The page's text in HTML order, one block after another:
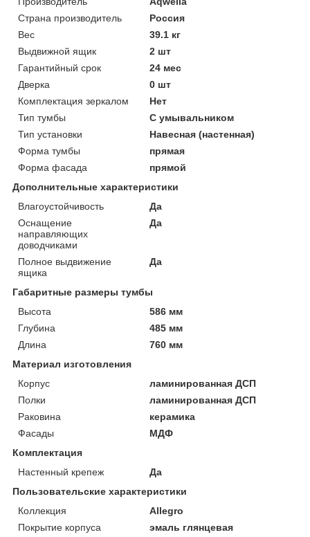
Страна производитель
Россия
Вес
39.1 кг
Выдвижной ящик
2 шт
Гарантийный срок
24 мес
Дверка
0 шт
Комплектация зеркалом
Нет
Тип тумбы
С умывальником
Тип установки
Навесная (настенная)
Форма тумбы
прямая
Форма фасада
прямой
Дополнительные характеристики
Влагоустойчивость
Да
Оснащение
направляющих
доводчиками
Да
Полное выдвижение
ящика
Да
Габаритные размеры тумбы
Высота
586 мм
Глубина
485 мм
Длина
760 мм
Материал изготовления
Корпус
ламинированная ДСП
Полки
ламинированная ДСП
Раковина
керамика
Фасады
МДФ
Комплектация
Настенный крепеж
Да
Пользовательские характеристики
Коллекция
Allegro
Покрытие корпуса
эмаль глянцевая